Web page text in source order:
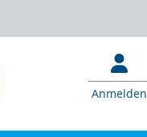
Anmelden